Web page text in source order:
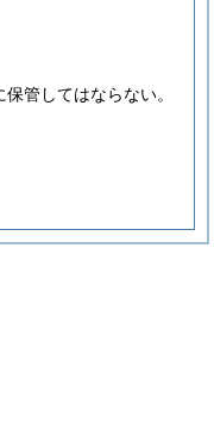
管してはならない。